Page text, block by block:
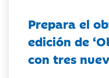
Prepara el
edición de
con tres